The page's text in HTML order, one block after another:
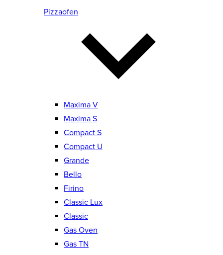
Pizzaofen
Maxima V
Maxima S
Compact S
Compact U
Grande
Bello
Firino
Classic Lux
Classic
Gas Oven
Gas TN